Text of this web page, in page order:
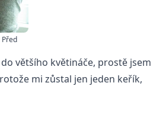
většího květináče, prostě jsem
mi zůstal jen jeden keřík,